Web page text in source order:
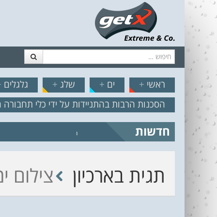
חיפוש
// תפריט
דלג לתוכן
ראשי + ים + שלג + גלגלים
הסכנות הרבות בהתניידות על ידי כלי
חדשות מצב הים והרוח – תחזית גלים
תגית בארכיון צילום